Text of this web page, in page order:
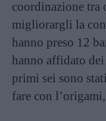
coordinazione tra
migliorargli la
hanno preso 12
hanno affidato
primi sei sono
fare con